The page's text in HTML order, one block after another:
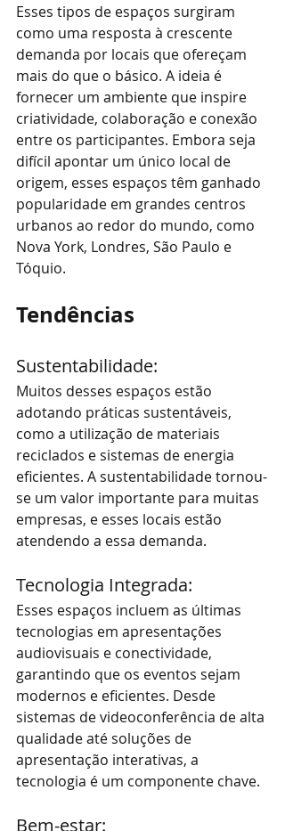
Esses tipos de espaços surgiram
como uma resposta à crescente
demanda por locais que ofereçam
mais do que o básico. A ideia é
fornecer um ambiente que inspire
criatividade, colaboração e conexão
entre os participantes. Embora seja
difícil apontar um único local de
origem, esses espaços têm ganhado
popularidade em grandes centros
urbanos ao redor do mundo, como
Nova York, Londres, São Paulo e
Tóquio.
Tendências
Sustentabilidade:
Muitos desses espaços estão
adotando práticas sustentáveis,
como a utilização de materiais
reciclados e sistemas de energia
eficientes. A sustentabilidade tornou-
se um valor importante para muitas
empresas, e esses locais estão
atendendo a essa demanda.
Tecnologia Integrada:
Esses espaços incluem as últimas
tecnologias em apresentações
audiovisuais e conectividade,
garantindo que os eventos sejam
modernos e eficientes. Desde
sistemas de videoconferência de alta
qualidade até soluções de
apresentação interativas, a
tecnologia é um componente chave.
Bem-estar: